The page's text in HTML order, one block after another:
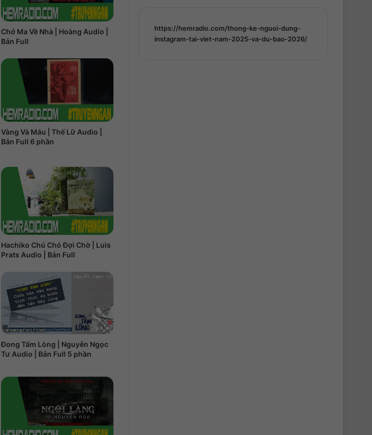
Chở Ma Về Nhà | Hoàng Audio |
Bản Full
Vàng Và Máu | Thế Lữ Audio |
Bản Full 6 phần
Hachiko Chú Chó Đợi Chờ | Luis
Prats Audio | Bản Full
Đong Tấm Lòng | Nguyễn Ngọc
Tư Audio | Bản Full 5 phần
https://hemradio.com/thong-ke-nguoi-dung-
instagram-tai-viet-nam-2025-va-du-bao-2026/